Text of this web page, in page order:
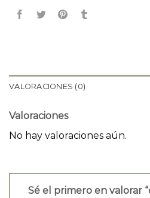
VALORACIONES (0)
Valoraciones
No hay valoraciones aún.
Sé el primero en valorar